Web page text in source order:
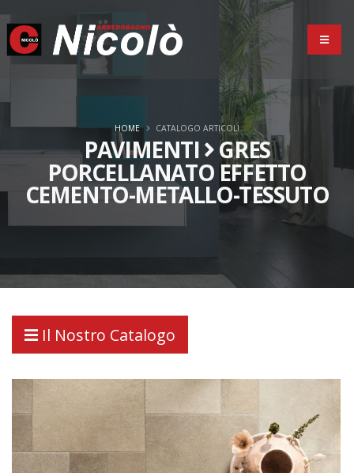
PAVIMENTI GRES
PORCELLANATO EFFETTO
CEMENTO-METALLO-TESSUTO
HOME CATALOGO ARTICOLI
Il Nostro Catalogo